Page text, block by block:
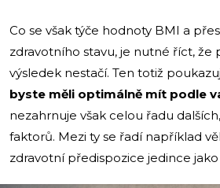
Co se však týče hodnoty BMI a
zdravotního stavu, je nutné říct, že
výsledek nestačí. Ten totiž
byste měli optimálně mít podle
nezahrnuje však celou řadu
faktorů. Mezi ty se řadí například
zdravotní předispozice jedince